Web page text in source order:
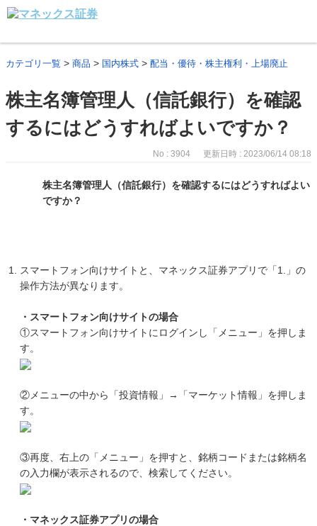
カテゴリ一覧 > 商品 > 国内株式 > 配当・優待・株主権利・上場廃止
株主名簿管理人（信託銀行）を確認
するにはどうすればよいですか？
No : 3904 更新日時 : 2023/06/14 08:18
株主名簿管理人（信託銀行）を確認するにはどうすればよい
ですか？
スマートフォン向けサイトと、マネックス証券アプリで「1.」の
操作方法が異なります。
・スマートフォン向けサイトの場合
①スマートフォン向けサイトにログインし「メニュー」を押しま
す。
②メニューの中から「投資情報」→「マーケット情報」を押しま
す。
③再度、右上の「メニュー」を押すと、銘柄コードまたは銘柄名
の入力欄が表示されるので、検索してください。
・マネックス証券アプリの場合